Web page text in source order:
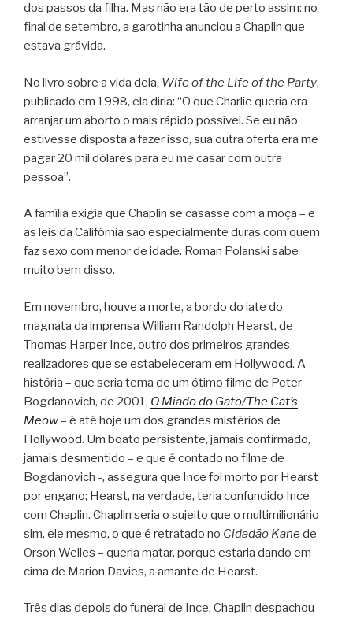
dos passos da filha. Mas não era tão de perto assim: no
final de setembro, a garotinha anunciou a Chaplin que
estava grávida.
No livro sobre a vida dela, Wife of the Life of the Party,
publicado em 1998, ela diria: “O que Charlie queria era
arranjar um aborto o mais rápido possível. Se eu não
estivesse disposta a fazer isso, sua outra oferta era me
pagar 20 mil dólares para eu me casar com outra
pessoa”.
A família exigia que Chaplin se casasse com a moça – e
as leis da Califórnia são especialmente duras com quem
faz sexo com menor de idade. Roman Polanski sabe
muito bem disso.
Em novembro, houve a morte, a bordo do iate do
magnata da imprensa William Randolph Hearst, de
Thomas Harper Ince, outro dos primeiros grandes
realizadores que se estabeleceram em Hollywood. A
história – que seria tema de um ótimo filme de Peter
Bogdanovich, de 2001, O Miado do Gato/The Cat’s
Meow– é até hoje um dos grandes mistérios de
Hollywood. Um boato persistente, jamais confirmado,
jamais desmentido – e que é contado no filme de
Bogdanovich -, assegura que Ince foi morto por Hearst
por engano; Hearst, na verdade, teria confundido Ince
com Chaplin. Chaplin seria o sujeito que o multimilionário –
sim, ele mesmo, o que é retratado no Cidadão Kane de
Orson Welles – queria matar, porque estaria dando em
cima de Marion Davies, a amante de Hearst.
Três dias depois do funeral de Ince, Chaplin despachou